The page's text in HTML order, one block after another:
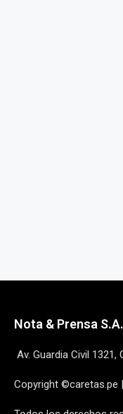
Nota & Prensa
Av. Guardia Civil 1321,
Copyright ©caretas.pe